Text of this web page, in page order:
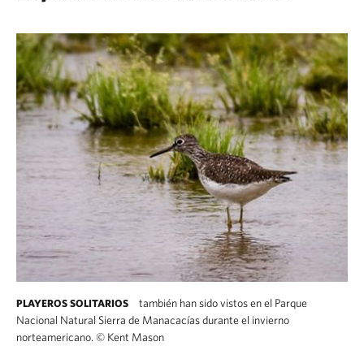
PLAYEROS SOLITARIOS
también han sido vistos en el Parque
Nacional Natural Sierra de Manacacías durante el invierno
norteamericano. © Kent Mason